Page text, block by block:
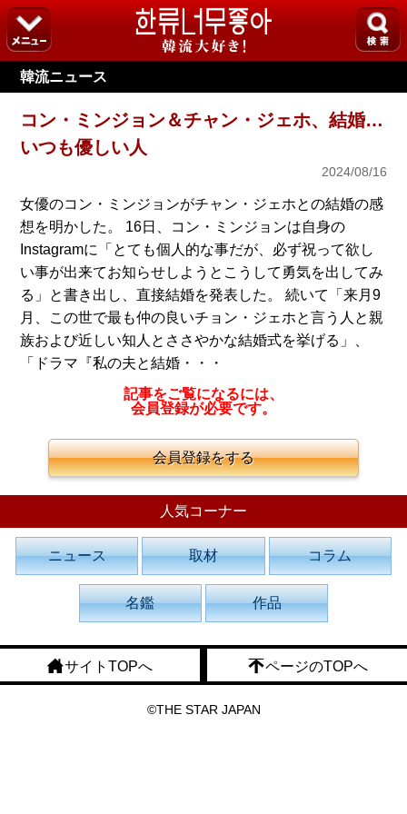
韓流ニュース
コン・ミンジョン＆チャン・ジェホ、結婚…
いつも優しい人
2024/08/16
女優のコン・ミンジョンがチャン・ジェホとの結婚の感
想を明かした。 16日、コン・ミンジョンは自身の
Instagramに「とても個人的な事だが、必ず祝って欲し
い事が出来てお知らせしようとこうして勇気を出してみ
る」と書き出し、直接結婚を発表した。 続いて「来月9
月、この世で最も仲の良いチョン・ジェホと言う人と親
族および近しい知人とささやかな結婚式を挙げる」、
「ドラマ『私の夫と結婚・・・
記事をご覧になるには、
会員登録が必要です。
会員登録をする
人気コーナー
ニュース 取材 コラム
名鑑 作品
サイトTOPへ ページのTOPへ
©THE STAR JAPAN